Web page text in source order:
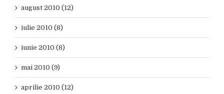
august 2010 (12)
iulie 2010 (8)
iunie 2010 (8)
mai 2010 (9)
aprilie 2010 (12)